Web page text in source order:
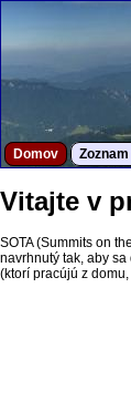
Domov
Vitajte v
SOTA (Summits on
navrhnutý tak, aby
(ktorí pracújú z